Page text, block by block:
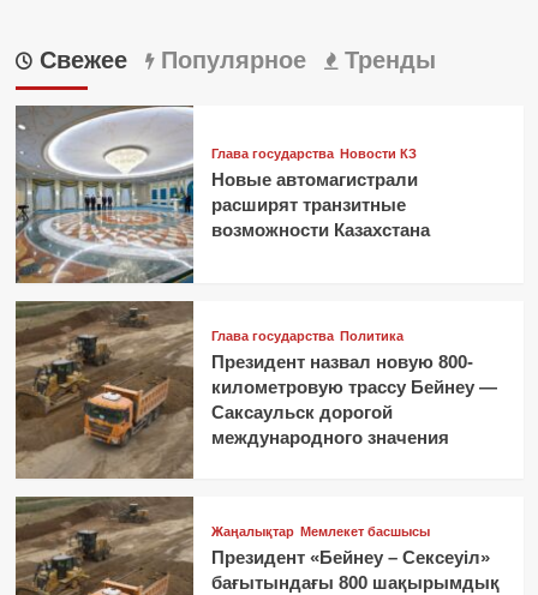
Свежее Популярное Тренды
Глава государства Новости КЗ
Новые автомагистрали
расширят транзитные
возможности Казахстана
Глава государства Политика
Президент назвал новую 800-
километровую трассу Бейнеу —
Саксаульск дорогой
международного значения
Жаңалықтар Мемлекет басшысы
Президент «Бейнеу – Сексеуіл»
бағытындағы 800 шақырымдық